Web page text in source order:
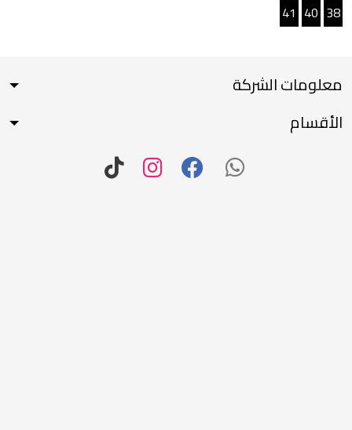
38
40
41
معلومات الشركة
الأقسام